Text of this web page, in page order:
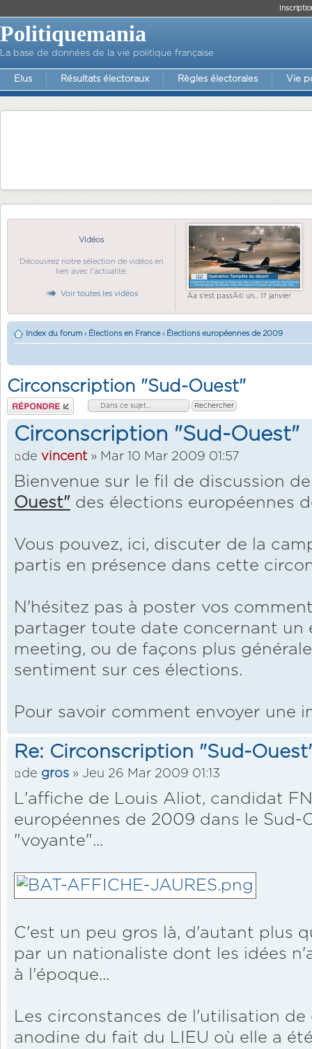
Politiquemania
La base de données de la vie politique française
Elus Résultats électoraux Règles électorales Vie
Vidéos
Découvrez notre sélection de vidéos en
lien avec l'actualité.
Voir toutes les vidéos Ãa s'est passÃ© un... 17 janvier
Index du forum ‹ Élections en France ‹ Élections européennes de 2009
Circonscription "Sud-Ouest"
Répondre
Circonscription "Sud-Ouest"
de vincent » Mar 10 Mar 2009 01:57
Bienvenue sur le fil de discussion
Ouest" des élections européennes
Vous pouvez, ici, discuter de la
partis en présence dans cette
N'hésitez pas à poster vos
partager toute date concernant un
meeting, ou de façons plus
sentiment sur ces élections.
Pour savoir comment envoyer une
Re: Circonscription "Sud-
de gros » Jeu 26 Mar 2009 01:13
L'affiche de Louis Aliot, candidat
européennes de 2009 dans le Sud-
"voyante"...
C'est un peu gros là, d'autant plus
par un nationaliste dont les idées
à l'époque...
Les circonstances de l'utilisation
anodine du fait du LIEU où elle a